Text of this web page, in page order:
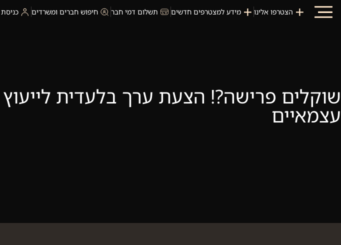
הצטרפו אלינו מידע למצטרפים חדשים תשלום דמי חבר חיפוש חברים ומשרדים
שוקלים פרישה?! הצעת ערך בלעדית
עצמאיים